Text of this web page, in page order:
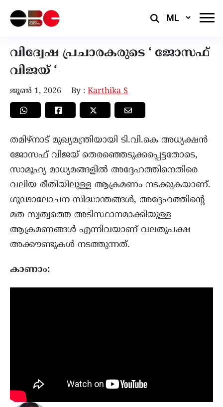
Select
വിദ്വേഷ പ്രചാരകരുടെ ‘ ജോസഫ്
വിജയ് ‘
ജൂൺ 1, 2026 By : Karthika S
തമിഴ്നാട് മുഖ്യമന്ത്രിയായി ടി.വി.കെ അധ്യക്ഷൻ
ജോസഫ് വിജയ് തെരഞ്ഞെടുക്കപ്പെട്ടതോടെ,
സാമൂഹ്യ മാധ്യമങ്ങളിൽ അദ്ദേഹത്തിനെതിരെ
വലിയ രീതിയിലുള്ള ആക്രമണം നടക്കുകയാണ്.
ഗൂഢാലോചന സിദ്ധാന്തങ്ങൾ, അദ്ദേഹത്തിൻ്റെ
മത സ്വത്വത്തെ അടിസ്ഥാനമാക്കിയുള്ള
ആക്രമണങ്ങൾ എന്നിവയാണ് വലതുപക്ഷ
അക്കൗണ്ടുകൾ നടത്തുന്നത്.
കാണാം: